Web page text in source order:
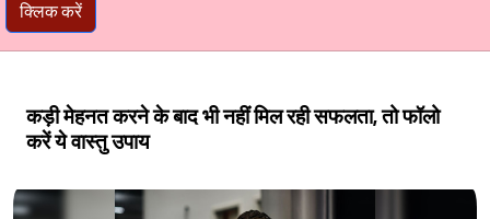
क्लिक करें
कड़ी मेहनत करने के बाद भी नहीं मिल रही सफलता, तो फॉलो
करें ये वास्तु उपाय